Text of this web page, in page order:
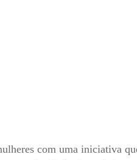
com uma iniciativa